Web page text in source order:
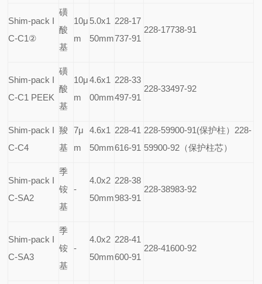
Shim-pack I
C-C1②
磺
酸
基
10μ
m
5.0x1
50mm
228-17
737-91
228-17738-91
Shim-pack I
C-C1 PEEK
磺
酸
基
10μ
m
4.6x1
00mm
228-33
497-91
228-33497-92
Shim-pack I
C-C4
羧
基
7μ
m
4.6x1
50mm
228-41
616-91
228-59900-91(保护柱）228-
59900-92（保护柱芯）
Shim-pack I
C-SA2
季
铵
基
-
4.0x2
50mm
228-38
983-91
228-38983-92
Shim-pack I
C-SA3
季
铵
基
-
4.0x2
50mm
228-41
600-91
228-41600-92